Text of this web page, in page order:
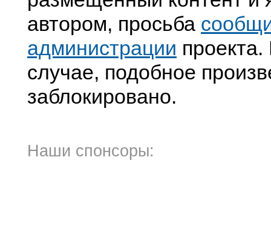
автором, просьба
администрации
случае, подобное
заблокировано.
Наши спонсоры: